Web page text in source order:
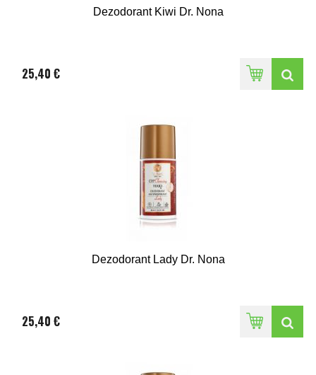
Dezodorant Kiwi Dr. Nona
25,40 €
Dezodorant Lady Dr. Nona
25,40 €